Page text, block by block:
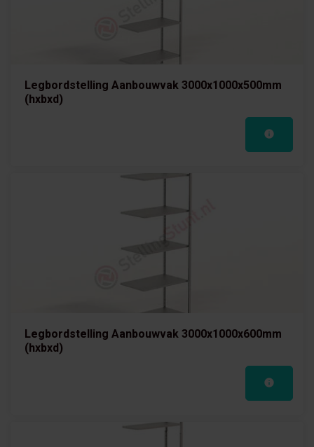
Legbordstelling Aanbouwvak 3000x1000x500mm
(hxbxd)
Legbordstelling Aanbouwvak 3000x1000x600mm
(hxbxd)